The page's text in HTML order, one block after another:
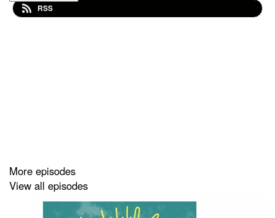
RSS
More episodes
View all episodes